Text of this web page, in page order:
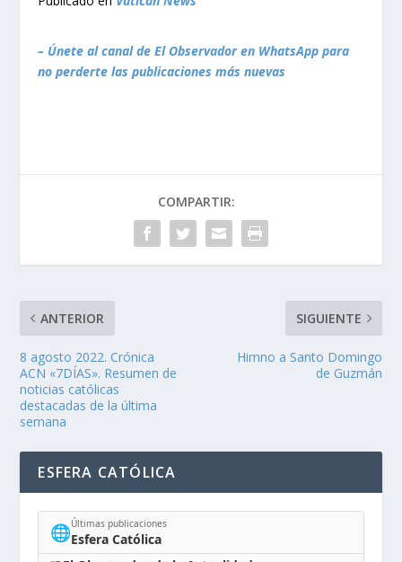
– Únete al canal de El Observador en WhatsApp para
no perderte las publicaciones más nuevas
COMPARTIR:
ANTERIOR
8 agosto 2022. Crónica
ACN «7DÍAS». Resumen de
noticias católicas
destacadas de la última
semana
SIGUIENTE
Himno a Santo Domingo
de Guzmán
ESFERA CATÓLICA
🌐Últimas publicaciones
Esfera Católica